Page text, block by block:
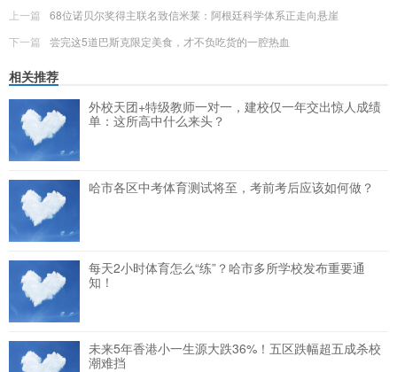
上一篇
68位诺贝尔奖得主联名致信米莱：阿根廷科学体系正走向悬崖
下一篇
尝完这5道巴斯克限定美食，才不负吃货的一腔热血
相关推荐
外校天团+特级教师一对一，建校仅一年交出惊人成绩
单：这所高中什么来头？
哈市各区中考体育测试将至，考前考后应该如何做？
每天2小时体育怎么“练”？哈市多所学校发布重要通
知！
未来5年香港小一生源大跌36%！五区跌幅超五成杀校
潮难挡